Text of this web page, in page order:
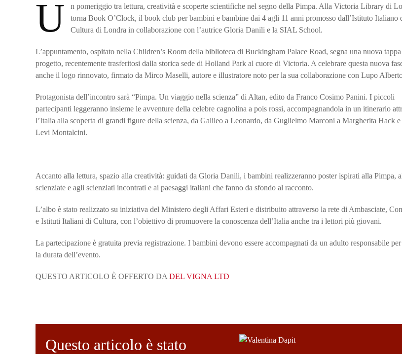
U
n pomeriggio tra lettura, creatività e scoperte scientifiche nel segno della Pimpa. Alla Victoria Library di
torna Book O’Clock, il book club per bambini e bambine dai 4 agli 11 anni promosso dall’Istituto Italiano
Cultura di Londra in collaborazione con l’autrice Gloria Danili e la SIAL School.
L’appuntamento, ospitato nella Children’s Room della biblioteca di Buckingham Palace Road, segna una nuova
progetto, recentemente trasferitosi dalla storica sede di Holland Park al cuore di Victoria. A celebrare questa nuova
anche il logo rinnovato, firmato da Mirco Maselli, autore e illustratore noto per la sua collaborazione con Lupo
Protagonista dell’incontro sarà “Pimpa. Un viaggio nella scienza” di Altan, edito da Franco Cosimo Panini. I piccoli
partecipanti leggeranno insieme le avventure della celebre cagnolina a pois rossi, accompagnandola in un itinerario
l’Italia alla scoperta di grandi figure della scienza, da Galileo a Leonardo, da Guglielmo Marconi a Margherita Hack e
Levi Montalcini.
Accanto alla lettura, spazio alla creatività: guidati da Gloria Danili, i bambini realizzeranno poster ispirati alla Pimpa,
scienziate e agli scienziati incontrati e ai paesaggi italiani che fanno da sfondo al racconto.
L’albo è stato realizzato su iniziativa del Ministero degli Affari Esteri e distribuito attraverso la rete di Ambasciate,
e Istituti Italiani di Cultura, con l’obiettivo di promuovere la conoscenza dell’Italia anche tra i lettori più giovani.
La partecipazione è gratuita previa registrazione. I bambini devono essere accompagnati da un adulto responsabile per
la durata dell’evento.
QUESTO ARTICOLO È OFFERTO DA DEL VIGNA LTD
Questo articolo è stato